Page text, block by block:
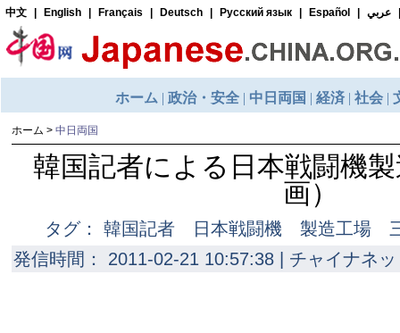
ホーム > 中日両国
韓国記者による日本戦闘機
画）
タグ： 韓国記者 日本戦闘機 製造工場
発信時間： 2011-02-21 10:57:38 | チャイナネ